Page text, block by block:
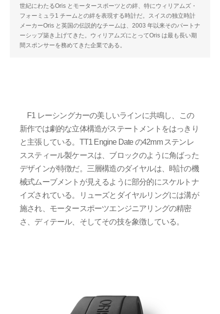
世紀にわたるOris とモータースポーツとの絆、特にウィリアムズ・
フォーミュラ1 チームとの絆を表現する時計だ。スイスの独立時計
メーカーOris と英国の伝説的なチームは、2003 年以来そのパートナ
ーシップ築き上げてきた。ウィリアムズにとってOris は最も長い期
間スポンサーを務めてきた企業である。
F1 レーシングカーの美しいラインに共鳴し、この
新作では劇的な立体構造がステートメントをはっきり
と主張している。TT1 Engine Date の42mm ステンレ
ススティール製ケースは、ブロックのように角ばった
デザインが特徴だ。三層構造のダイヤルは、時計の機
械式ムーブメントが見えるように部分的にスケルトナ
イズされている。リューズとダイヤルリングには溝が
施され、モータースポーツエンジニアリングの精密
さ、ディテール、そしてその技を象徴している。